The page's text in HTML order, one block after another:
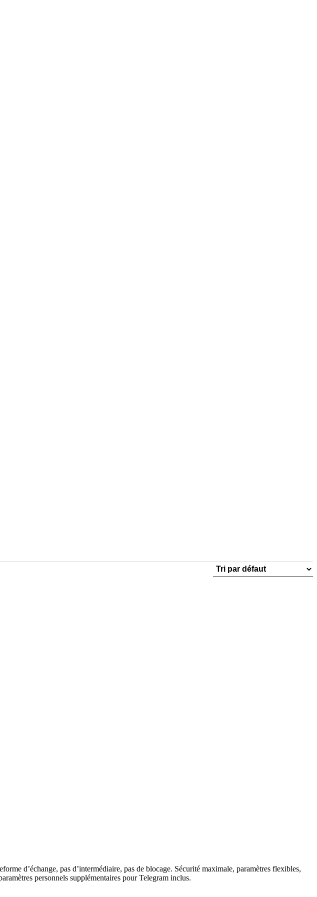
d’échange, pas d’intermédiaire, pas de blocage. Sécurité maximale, paramètres flexibles,
personnels supplémentaires pour Telegram inclus.